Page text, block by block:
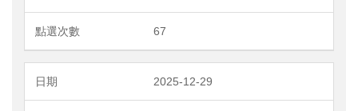
67
2025-12-29